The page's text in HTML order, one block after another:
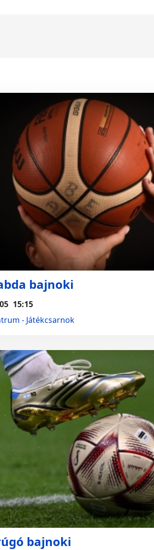
bajnoki
15:15
- Játékcsarnok
bajnoki